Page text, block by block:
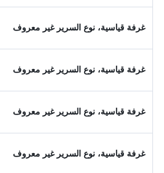
غرفة قياسية، نوع السرير غير معروف
غرفة قياسية، نوع السرير غير معروف
غرفة قياسية، نوع السرير غير معروف
غرفة قياسية، نوع السرير غير معروف